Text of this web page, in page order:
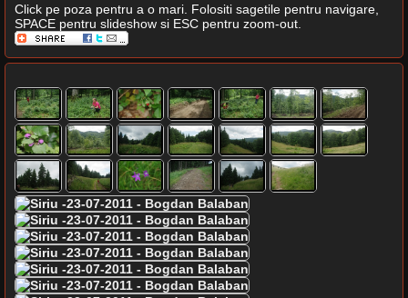
Click pe poza pentru a o mari. Folositi sagetile pentru navigare,
SPACE pentru slideshow si ESC pentru zoom-out.